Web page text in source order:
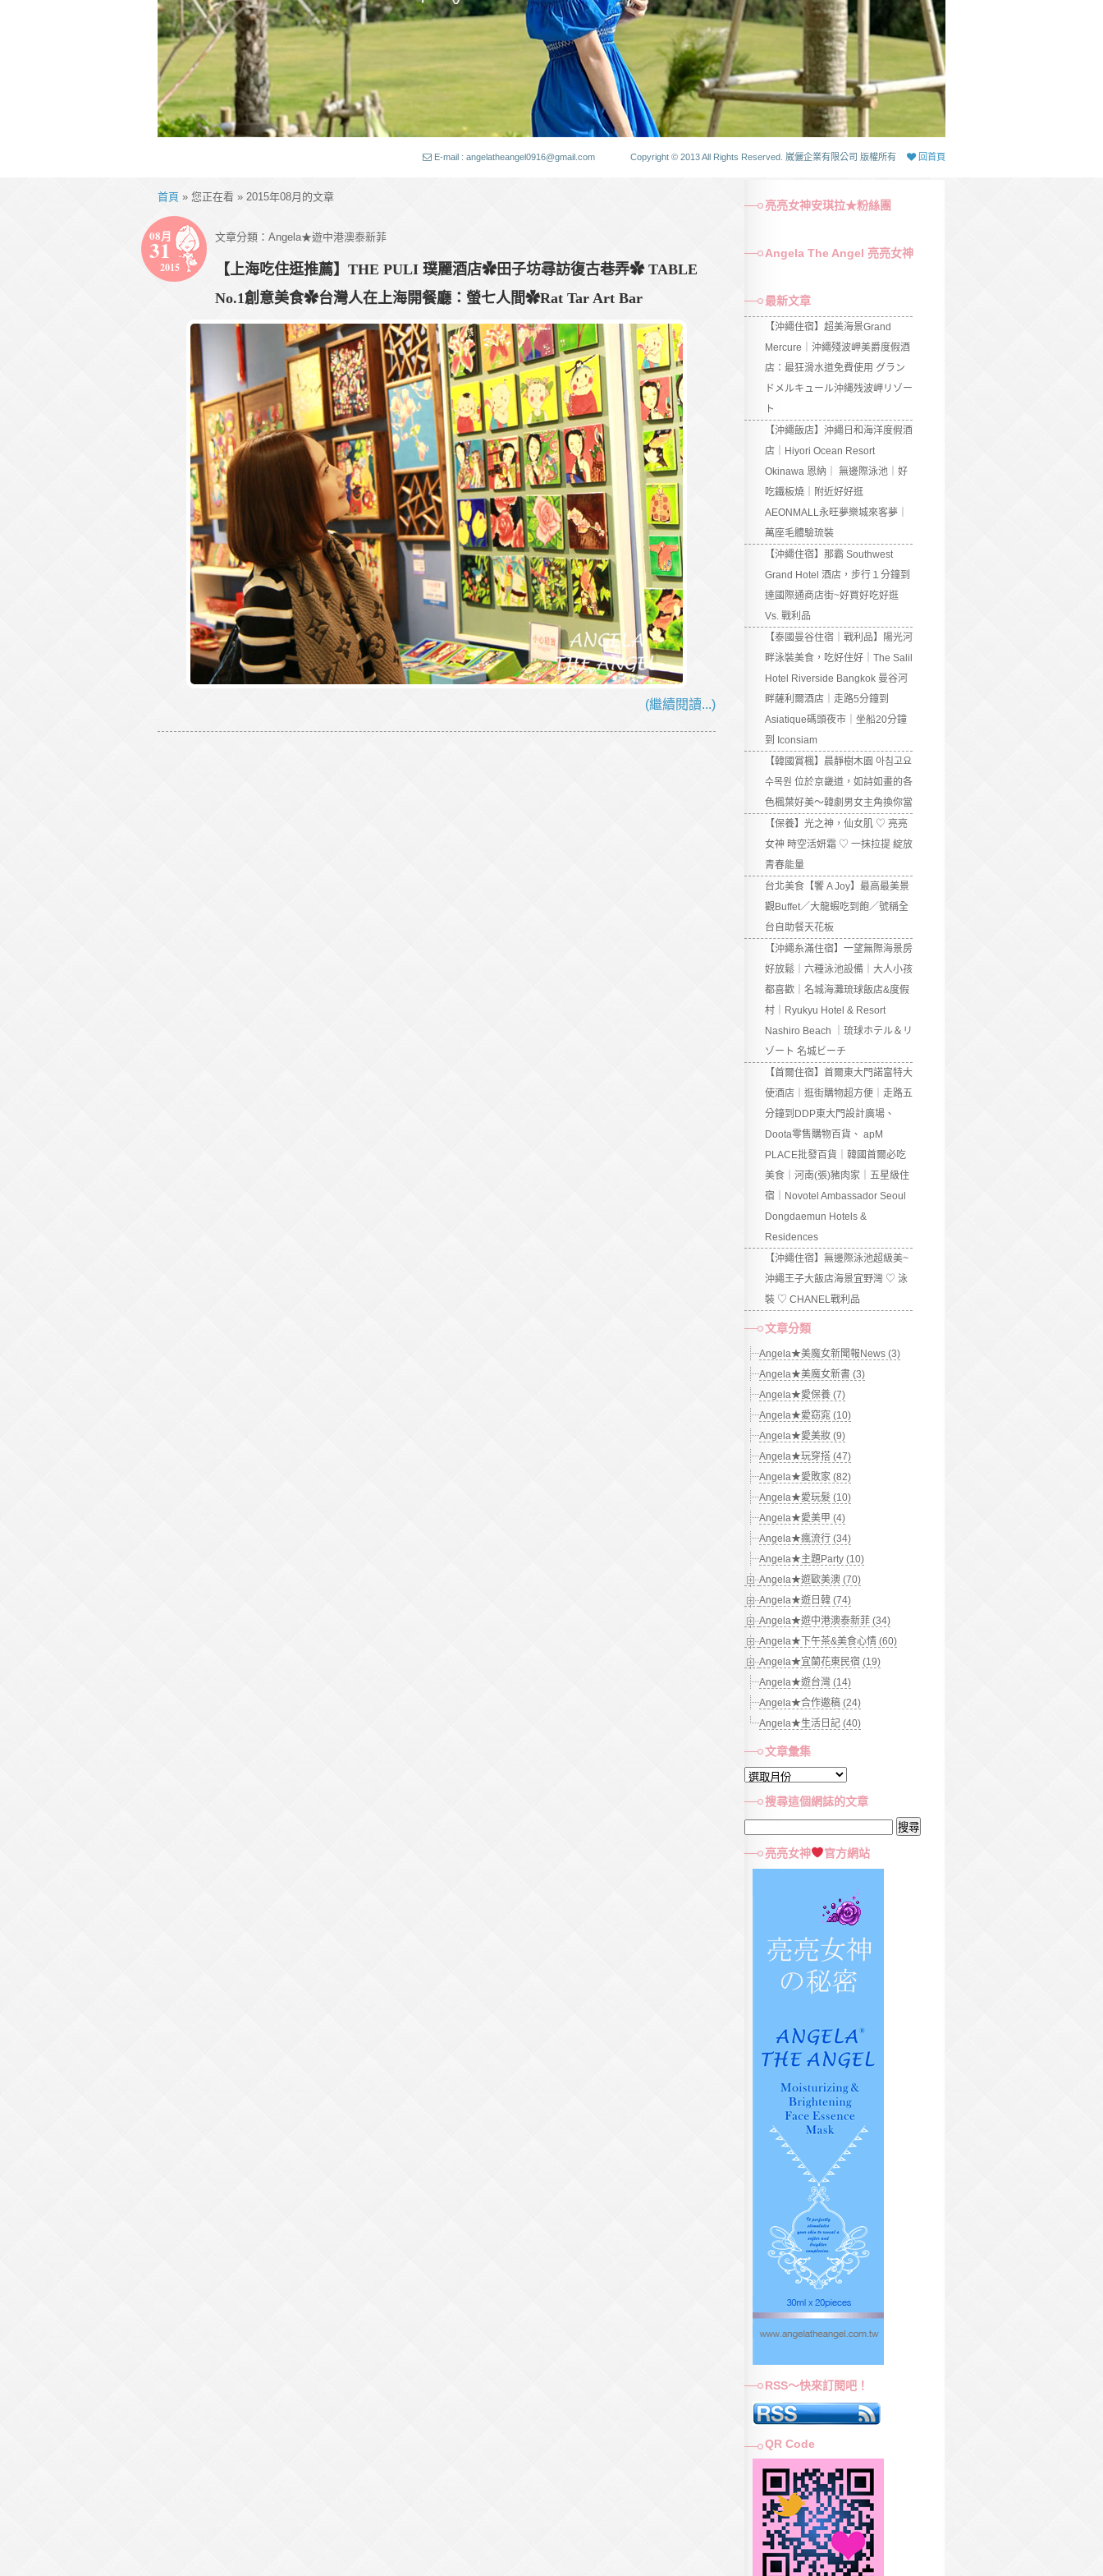
E-mail : angelatheangel0916@gmail.com Copyright © 2013 All Rights Reserved. 崴儷企業有限公司 版權所有 回首頁
首頁 » 您正在看 » 2015年08月的文章
08月
31
2015
文章分類： Angela★遊中港澳泰新菲
【上海吃住逛推薦】THE PULI 璞麗酒店✿田子坊尋訪復古巷弄✿ TABLE
No.1創意美食✿台灣人在上海開餐廳：螢七人間✿Rat Tar Art Bar
(繼續閱讀...)
亮亮女神安琪拉★粉絲團
Angela The Angel 亮亮女神
最新文章
【沖繩住宿】超美海景Grand
Mercure｜沖繩殘波岬美爵度假酒
店：最狂滑水道免費使用 グラン
ドメルキュール沖縄残波岬リゾー
ト
【沖繩飯店】沖繩日和海洋度假酒
店｜Hiyori Ocean Resort
Okinawa 恩納｜ 無邊際泳池｜好
吃鐵板燒｜附近好好逛
AEONMALL永旺夢樂城來客夢｜
萬座毛體驗琉裝
【沖繩住宿】那霸 Southwest
Grand Hotel 酒店，步行１分鐘到
達國際通商店街~好買好吃好逛
Vs. 戰利品
【泰國曼谷住宿｜戰利品】陽光河
畔泳裝美食，吃好住好｜The Salil
Hotel Riverside Bangkok 曼谷河
畔薩利爾酒店｜走路5分鐘到
Asiatique碼頭夜市｜坐船20分鐘
到 Iconsiam
【韓國賞楓】晨靜樹木園 아침고요
수목원 位於京畿道，如詩如畫的各
色楓葉好美～韓劇男女主角換你當
【保養】光之神，仙女肌 ♡ 亮亮
女神 時空活妍霜 ♡ 一抹拉提 綻放
青春能量
台北美食【饗 A Joy】最高最美景
觀Buffet／大龍蝦吃到飽／號稱全
台自助餐天花板
【沖繩糸滿住宿】一望無際海景房
好放鬆｜六種泳池設備｜大人小孩
都喜歡｜名城海灘琉球飯店&度假
村｜Ryukyu Hotel & Resort
Nashiro Beach ｜琉球ホテル＆リ
ゾート 名城ビーチ
【首爾住宿】首爾東大門諾富特大
使酒店｜逛街購物超方便｜走路五
分鐘到DDP東大門設計廣場、
Doota零售購物百貨、 apM
PLACE批發百貨｜韓國首爾必吃
美食｜河南(張)豬肉家｜五星級住
宿｜Novotel Ambassador Seoul
Dongdaemun Hotels &
Residences
【沖繩住宿】無邊際泳池超級美~
沖繩王子大飯店海景宜野灣 ♡ 泳
裝 ♡ CHANEL戰利品
文章分類
Angela★美魔女新聞報News (3)
Angela★美魔女新書 (3)
Angela★愛保養 (7)
Angela★愛窈窕 (10)
Angela★愛美妝 (9)
Angela★玩穿搭 (47)
Angela★愛敗家 (82)
Angela★愛玩髮 (10)
Angela★愛美甲 (4)
Angela★瘋流行 (34)
Angela★主題Party (10)
Angela★遊歐美澳 (70)
Angela★遊日韓 (74)
Angela★遊中港澳泰新菲 (34)
Angela★下午茶&美食心情 (60)
Angela★宜蘭花東民宿 (19)
Angela★遊台灣 (14)
Angela★合作邀稿 (24)
Angela★生活日記 (40)
文章彙集
文
彙
集
搜尋這個網誌的文章
關
亮亮女神 官方網站
RSS～快來訂閱吧！
QR Code